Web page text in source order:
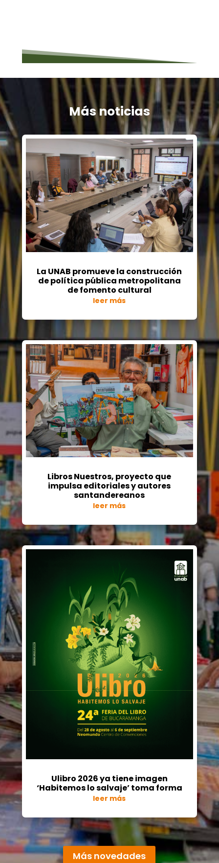
Más noticias
La UNAB promueve la construcción
de política pública metropolitana
de fomento cultural
leer más
Libros Nuestros, proyecto que
impulsa editoriales y autores
santandereanos
leer más
Ulibro 2026 ya tiene imagen
‘Habitemos lo salvaje’ toma forma
leer más
Más novedades